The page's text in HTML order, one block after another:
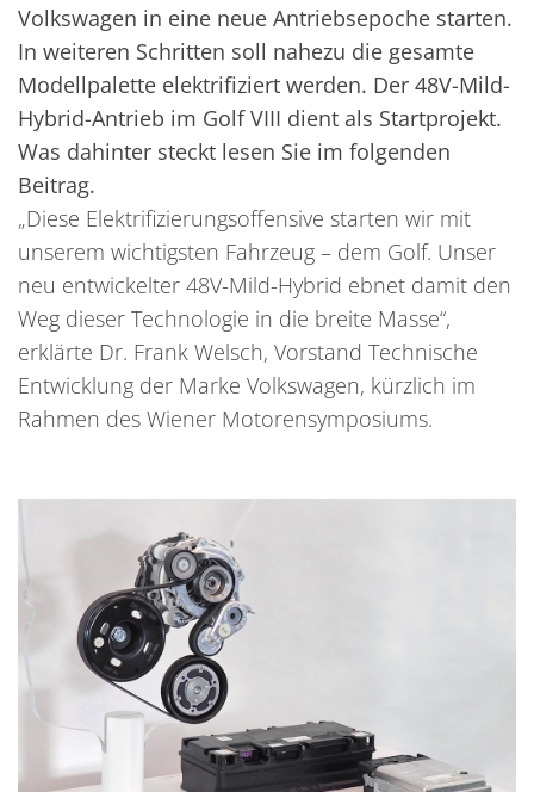
Volkswagen in eine neue Antriebsepoche starten.
In weiteren Schritten soll nahezu die gesamte
Modellpalette elektrifiziert werden. Der 48V-Mild-
Hybrid-Antrieb im Golf VIII dient als Startprojekt.
Was dahinter steckt lesen Sie im folgenden
Beitrag.
„Diese Elektrifizierungs­offensive starten wir mit
unserem wichtigsten Fahrzeug – dem Golf. Unser
neu entwickelter 48V-Mild-Hybrid ebnet damit den
Weg dieser Technologie in die breite Masse“,
erklärte Dr. Frank Welsch, Vorstand Technische
Entwicklung der Marke Volkswagen, kürzlich im
Rahmen des Wiener Motorensymposiums.